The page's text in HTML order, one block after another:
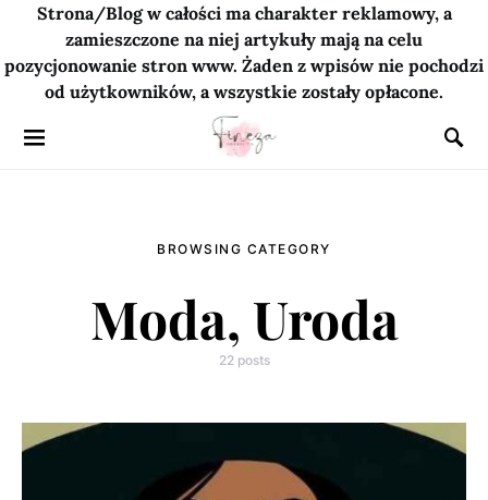
Strona/Blog w całości ma charakter reklamowy, a
zamieszczone na niej artykuły mają na celu
pozycjonowanie stron www. Żaden z wpisów nie pochodzi
od użytkowników, a wszystkie zostały opłacone.
BROWSING CATEGORY
Moda, Uroda
22 posts